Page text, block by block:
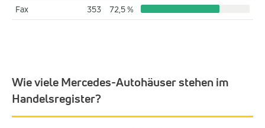
Fax
353 72,5 %
Wie viele Mercedes-Autohäuser stehen im
Handelsregister?